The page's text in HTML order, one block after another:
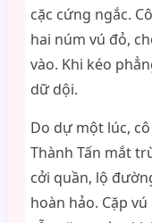
cặc cứng ngắc.
hai núm vú đỏ,
vào. Khi kéo
dữ dội.
Do dự một lúc,
Thành Tấn mắt
cởi quần, lộ
hoàn hảo. Cặp